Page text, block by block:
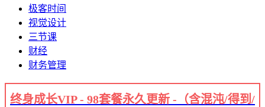
极客时间
视觉设计
三节课
财经
财务管理
终身成长VIP - 98套餐永久更新 -（含混沌/得到/